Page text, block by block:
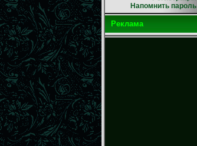
Напомнить пароль
Реклама